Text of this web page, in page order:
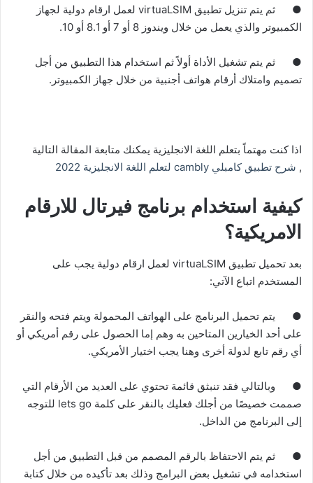
●
ثم يتم تنزيل تطبيق virtuaLSIM لعمل ارقام دولية لجهاز
الكمبيوتر والذي يعمل من خلال ويندوز 8 أو أو أو
● ثم يتم تشغيل الأداة أولاً ثم استخدام هذا التطبيق من أجل
تصميم وامتلاك أرقام هواتف أجنبية من خلال جهاز الكمبيوتر .
اذا كنت مهتماً بتعلم اللغة الانجليزية يمكنك متابعة المقالة التالية
, شرح تطبيق كامبلي cambly لتعلم اللغة الانجليزية 2022
كيفية استخدام برنامج فيرتال للارقام
الامريكية؟
بعد تحميل تطبيق virtuaLSIM لعمل ارقام دولية يجب على
المستخدم اتباع الآتي:
● يتم تحميل البرنامج على الهواتف المحمولة ويتم فتحه والنقر
على أحد الخيارين المتاحين به وهم إما الحصول على رقم أمريكي أو
أي رقم تابع لدولة أخرى وهنا يجب اختيار الأمريكي.
● وبالتالي فقد تنبثق قائمة تحتوي على العديد من الأرقام التي
صممت خصيصًا من أجلك فعليك بالنقر على كلمة lets go للتوجه
إلى البرنامج من الداخل.
● ثم يتم الاحتفاظ بالرقم المصمم من قبل التطبيق من أجل
استخدامه في تشغيل بعض البرامج وذلك بعد تأكيده من خلال كتابة